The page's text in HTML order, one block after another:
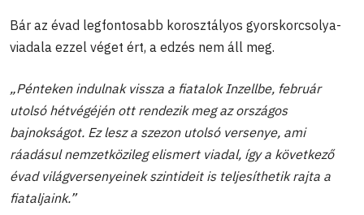
Bár az évad legfontosabb korosztályos gyorskorcsolya-
viadala ezzel véget ért, a edzés nem áll meg.
„Pénteken indulnak vissza a fiatalok Inzellbe, február
utolsó hétvégéjén ott rendezik meg az országos
bajnokságot. Ez lesz a szezon utolsó versenye, ami
ráadásul nemzetközileg elismert viadal, így a következő
évad világversenyeinek szintideit is teljesíthetik rajta a
fiataljaink.”